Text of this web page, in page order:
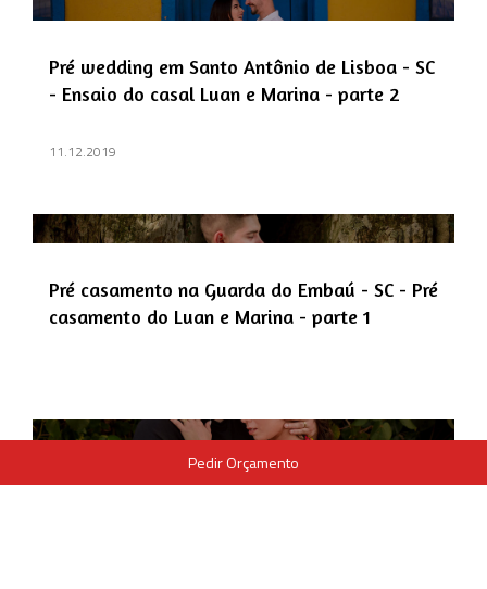
Pré wedding em Santo Antônio de Lisboa - SC
- Ensaio do casal Luan e Marina - parte 2
11.12.2019
Pré casamento na Guarda do Embaú - SC - Pré
casamento do Luan e Marina - parte 1
Pedir Orçamento